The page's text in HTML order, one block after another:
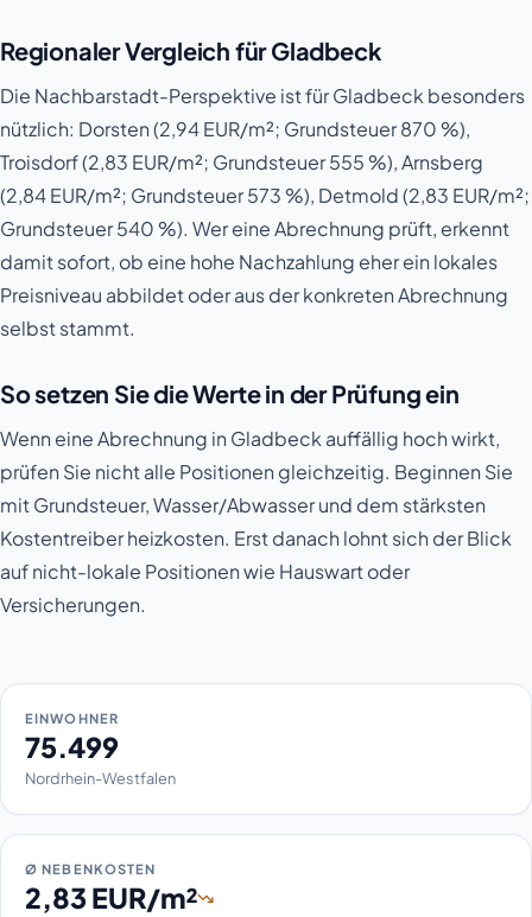
Regionaler Vergleich für Gladbeck
Die Nachbarstadt-Perspektive ist für Gladbeck besonders
nützlich: Dorsten (2,94 EUR/m²; Grundsteuer 870 %),
Troisdorf (2,83 EUR/m²; Grundsteuer 555 %), Arnsberg
(2,84 EUR/m²; Grundsteuer 573 %), Detmold (2,83 EUR/m²;
Grundsteuer 540 %). Wer eine Abrechnung prüft, erkennt
damit sofort, ob eine hohe Nachzahlung eher ein lokales
Preisniveau abbildet oder aus der konkreten Abrechnung
selbst stammt.
So setzen Sie die Werte in der Prüfung ein
Wenn eine Abrechnung in Gladbeck auffällig hoch wirkt,
prüfen Sie nicht alle Positionen gleichzeitig. Beginnen Sie
mit Grundsteuer, Wasser/Abwasser und dem stärksten
Kostentreiber heizkosten. Erst danach lohnt sich der Blick
auf nicht-lokale Positionen wie Hauswart oder
Versicherungen.
EINWOHNER
75.499
Nordrhein-Westfalen
Ø NEBENKOSTEN
2,83 EUR/m²